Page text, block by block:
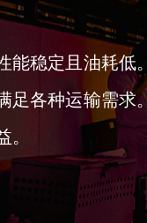
能稳定且油耗低
足各种运输需求
。